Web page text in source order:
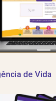
de Vida